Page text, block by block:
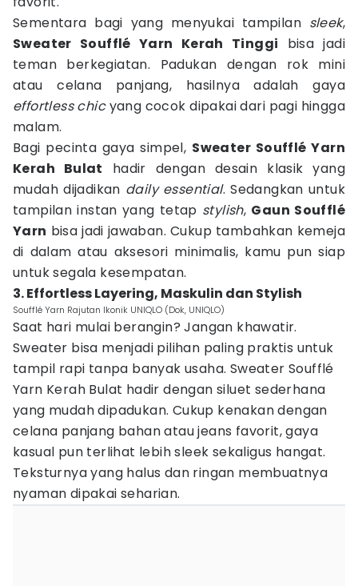
Sementara bagi yang menyukai tampilan sleek,
Sweater Soufflé Yarn Kerah Tinggi bisa jadi
teman berkegiatan. Padukan dengan rok mini
atau celana panjang, hasilnya adalah gaya
effortless chicyang cocok dipakai dari pagi hingga
malam.
Bagi pecinta gaya simpel, Sweater Soufflé Yarn
Kerah Bulat hadir dengan desain klasik yang
mudah dijadikan daily essential. Sedangkan untuk
tampilan instan yang tetap stylish, Gaun Soufflé
Yarn bisa jadi jawaban. Cukup tambahkan kemeja
di dalam atau aksesori minimalis, kamu pun siap
untuk segala kesempatan.
3. Effortless Layering, Maskulin dan Stylish
Soufflé Yarn Rajutan Ikonik UNIQLO (Dok, UNIQLO)
Saat hari mulai berangin? Jangan khawatir.
Sweater bisa menjadi pilihan paling praktis untuk
tampil rapi tanpa banyak usaha. Sweater Soufflé
Yarn Kerah Bulat hadir dengan siluet sederhana
yang mudah dipadukan. Cukup kenakan dengan
celana panjang bahan atau jeans favorit, gaya
kasual pun terlihat lebih sleek sekaligus hangat.
Teksturnya yang halus dan ringan membuatnya
nyaman dipakai seharian.